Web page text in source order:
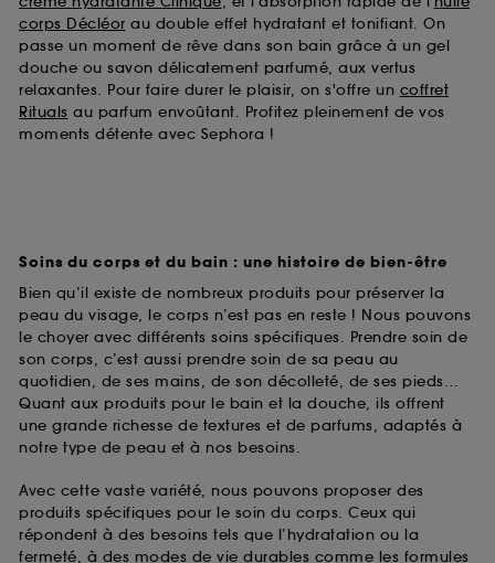
corps Décléor au double effet hydratant et tonifiant. On
passe un moment de rêve dans son bain grâce à un gel
douche ou savon délicatement parfumé, aux vertus
relaxantes. Pour faire durer le plaisir, on s'offre un coffret
Rituals au parfum envoûtant. Profitez pleinement de vos
moments détente avec Sephora !
Soins du corps et du bain : une histoire de bien-être
Bien qu’il existe de nombreux produits pour préserver la
peau du visage, le corps n’est pas en reste ! Nous pouvons
le choyer avec différents soins spécifiques. Prendre soin de
son corps, c’est aussi prendre soin de sa peau au
quotidien, de ses mains, de son décolleté, de ses pieds…
Quant aux produits pour le bain et la douche, ils offrent
une grande richesse de textures et de parfums, adaptés à
notre type de peau et à nos besoins.
Avec cette vaste variété, nous pouvons proposer des
produits spécifiques pour le soin du corps. Ceux qui
répondent à des besoins tels que l’hydratation ou la
fermeté, à des modes de vie durables comme les formules